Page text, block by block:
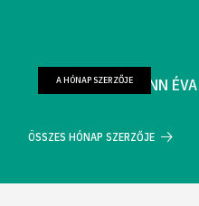
FARKAS WELLMANN ÉVA
A HÓNAP SZERZŐJE
ÖSSZES HÓNAP SZERZŐJE